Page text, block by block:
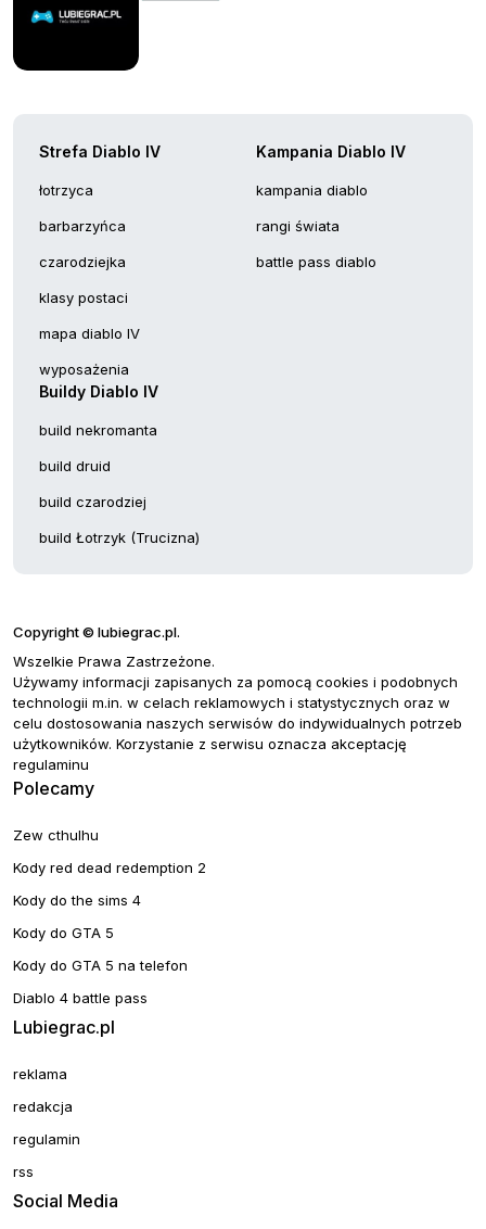
Strefa Diablo IV
łotrzyca
barbarzyńca
czarodziejka
klasy postaci
mapa diablo IV
wyposażenia
Kampania Diablo IV
kampania diablo
rangi świata
battle pass diablo
Buildy Diablo IV
build nekromanta
build druid
build czarodziej
build Łotrzyk (Trucizna)
Copyright © lubiegrac.pl.
Wszelkie Prawa Zastrzeżone.
Używamy informacji zapisanych za pomocą cookies i podobnych
technologii m.in. w celach reklamowych i statystycznych oraz w
celu dostosowania naszych serwisów do indywidualnych potrzeb
użytkowników. Korzystanie z serwisu oznacza akceptację
regulaminu
Polecamy
Zew cthulhu
Kody red dead redemption 2
Kody do the sims 4
Kody do GTA 5
Kody do GTA 5 na telefon
Diablo 4 battle pass
Lubiegrac.pl
reklama
redakcja
regulamin
rss
Social Media